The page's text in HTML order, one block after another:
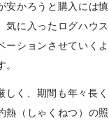
安かろうと購入には
気に入ったログハウ
ーションさせていくよ
しく、期間も年々長
熱（しゃくねつ）の